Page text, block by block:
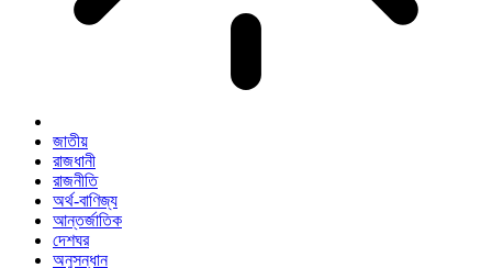
জাতীয়
রাজধানী
রাজনীতি
অর্থ-বাণিজ্য
আন্তর্জাতিক
দেশঘর
অনুসন্ধান